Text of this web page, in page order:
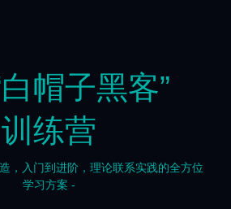
帽子黑客”
训练营
，入门到进阶，理论联系实践的全方位
学习方案 -